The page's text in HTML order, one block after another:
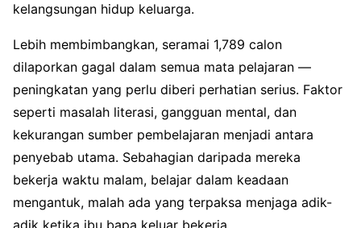
kelangsungan hidup keluarga.
Lebih membimbangkan, seramai 1,789 calon
dilaporkan gagal dalam semua mata pelajaran —
peningkatan yang perlu diberi perhatian serius. Faktor
seperti masalah literasi, gangguan mental, dan
kekurangan sumber pembelajaran menjadi antara
penyebab utama. Sebahagian daripada mereka
bekerja waktu malam, belajar dalam keadaan
mengantuk, malah ada yang terpaksa menjaga adik-